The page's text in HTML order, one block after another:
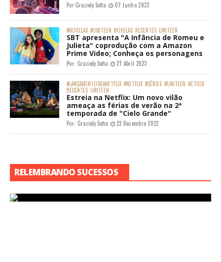
Por:Graziely Sofia 07 Junho 2023
#NOVELAS #UNITEEN NOVELAS RECENTES UNITEEN
SBT apresenta "A Infância de Romeu e
Julieta" coprodução com a Amazon
Prime Video; Conheça os personagens
Por: Graziely Sofia 27 Abril 2023
#LANÇAMENTOSDANETFLIX #NETFLIX #SÉRIES #UNITEEN NETFLIX
RECENTES UNITEEN
Estreia na Netflix: Um novo vilão
ameaça as férias de verão na 2ª
temporada de "Cielo Grande"
Por: Graziely Sofia 22 Dezembro 2022
RELEMBRANDO SUCESSOS